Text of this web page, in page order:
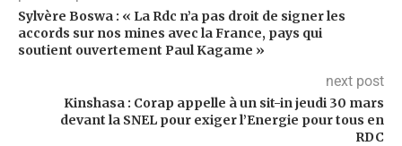
Sylvère Boswa : « La Rdc n’a pas droit de signer les
accords sur nos mines avec la France, pays qui
soutient ouvertement Paul Kagame »
next post
Kinshasa : Corap appelle à un sit-in jeudi 30 mars
devant la SNEL pour exiger l’Energie pour tous en
RDC